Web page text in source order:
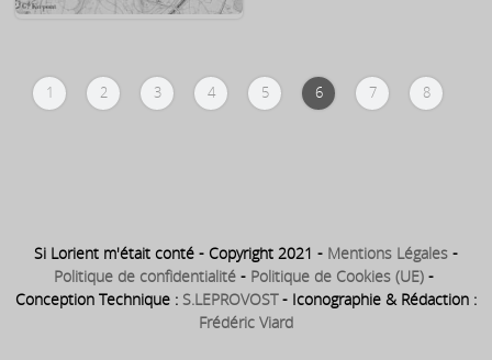
l’imprimeur lithographe Charles
1 2 3 4 5 6 7 8
Si Lorient m'était conté - Copyright 2021 - Mentions Légales -
Politique de confidentialité - Politique de Cookies (UE) -
Conception Technique : S.LEPROVOST- Iconographie & Rédaction :
Frédéric Viard